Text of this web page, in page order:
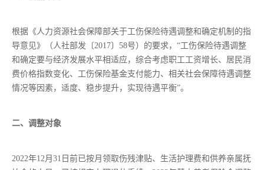
根据《人力资源社会保障部关于工伤保险待遇调整和确定机制的指
导意见》（人社部发〔2017〕58号）的要求，“工伤保险待遇调整
和确定要与经济发展水平相适应，综合考虑职工工资增长、居民消
费价格指数变化、工伤保险基金支付能力、相关社会保障待遇调整
情况等因素，适度、稳步提升，实现待遇平衡”。
二、调整对象
2022年12月31日前已按月领取伤残津贴、生活护理费和供养亲属抚